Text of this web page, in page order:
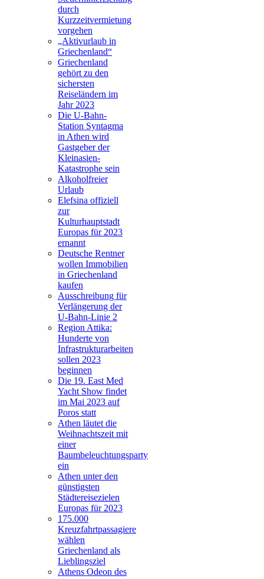
durch
Kurzzeitvermietung
vorgehen
„Aktivurlaub in
Griechenland“
Griechenland
gehört zu den
sichersten
Reiseländern im
Jahr 2023
Die U-Bahn-
Station Syntagma
in Athen wird
Gastgeber der
Kleinasien-
Katastrophe sein
Alkoholfreier
Urlaub
Elefsina offiziell
zur
Kulturhauptstadt
Europas für 2023
ernannt
Deutsche Rentner
wollen Immobilien
in Griechenland
kaufen
Ausschreibung für
Verlängerung der
U-Bahn-Linie 2
Region Attika:
Hunderte von
Infrastrukturarbeiten
sollen 2023
beginnen
Die 19. East Med
Yacht Show findet
im Mai 2023 auf
Poros statt
Athen läutet die
Weihnachtszeit mit
einer
Baumbeleuchtungsparty
ein
Athen unter den
günstigsten
Städtereisezielen
Europas für 2023
175.000
Kreuzfahrtpassagiere
wählen
Griechenland als
Lieblingsziel
Athens Odeon des